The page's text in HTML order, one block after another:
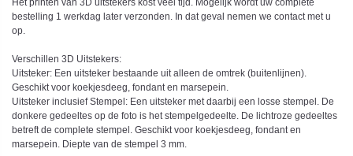
Het printen van 3D uitstekers kost veel tijd. Mogelijk wordt uw complete
bestelling 1 werkdag later verzonden. In dat geval nemen we contact met u
op.
Verschillen 3D Uitstekers:
Uitsteker: Een uitsteker bestaande uit alleen de omtrek (buitenlijnen).
Geschikt voor koekjesdeeg, fondant en marsepein.
Uitsteker inclusief Stempel: Een uitsteker met daarbij een losse stempel. De
donkere gedeeltes op de foto is het stempelgedeelte. De lichtroze gedeeltes
betreft de complete stempel. Geschikt voor koekjesdeeg, fondant en
marsepein. Diepte van de stempel 3 mm.